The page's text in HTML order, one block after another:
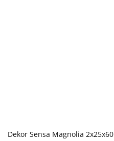
Dekor Sensa Magnolia 2x25x60